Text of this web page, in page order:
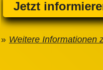
Jetzt
Weitere Informationen